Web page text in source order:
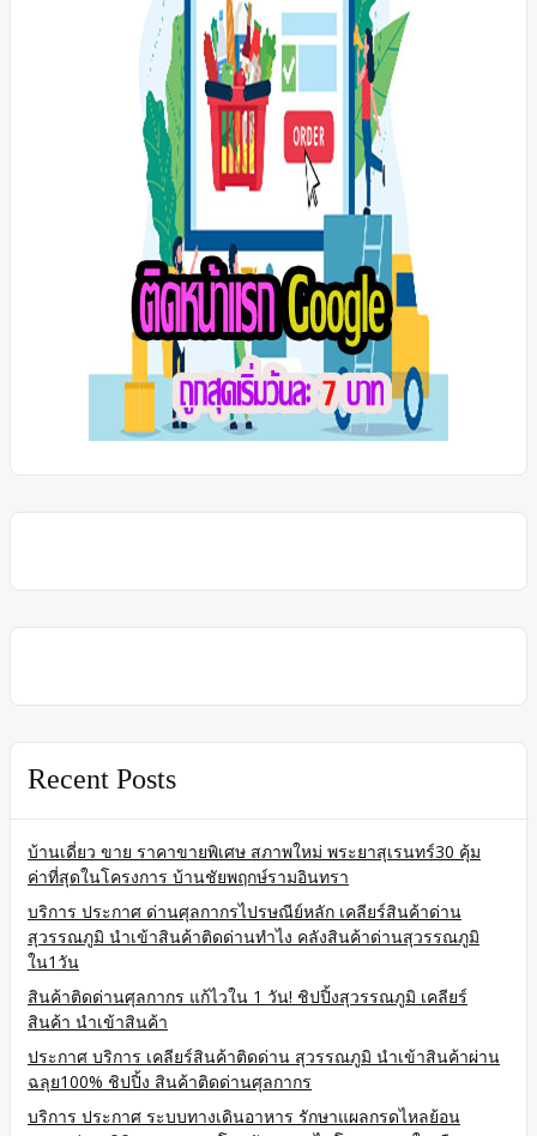
Recent Posts
บ้านเดี่ยว ขาย ราคาขายพิเศษ สภาพใหม่ พระยาสุเรนทร์30 คุ้ม
ค่าที่สุดในโครงการ บ้านชัยพฤกษ์รามอินทรา
บริการ ประกาศ ด่านศุลกากรไปรษณีย์หลัก เคลียร์สินค้าด่าน
สุวรรณภูมิ นำเข้าสินค้าติดด่านทำไง คลังสินค้าด่านสุวรรณภูมิ
ใน1วัน
สินค้าติดด่านศุลกากร แก้ไวใน 1 วัน! ชิปปิ้งสุวรรณภูมิ เคลียร์
สินค้า นำเข้าสินค้า
ประกาศ บริการ เคลียร์สินค้าติดด่าน สุวรรณภูมิ นำเข้าสินค้าผ่าน
ฉลุย100% ชิปปิ้ง สินค้าติดด่านศุลกากร
บริการ ประกาศ ระบบทางเดินอาหาร รักษาแผลกรดไหลย้อน